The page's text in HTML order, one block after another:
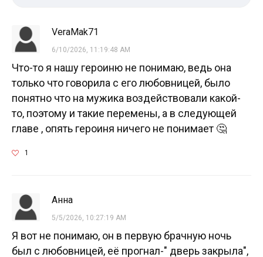
VeraMak71
6/10/2026, 11:19:48 AM
Что-то я нашу героиню не понимаю, ведь она
только что говорила с его любовницей, было
понятно что на мужика воздействовали какой-
то, поэтому и такие перемены, а в следующей
главе , опять героиня ничего не понимает 🤔
1
Анна
5/5/2026, 10:27:19 AM
Я вот не понимаю, он в первую брачную ночь
был с любовницей, её прогнал-" дверь закрыла",